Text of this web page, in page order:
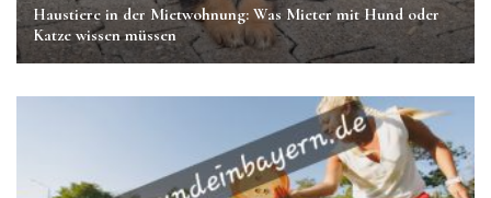
Haustiere in der Mietwohnung: Was Mieter mit Hund oder
Katze wissen müssen